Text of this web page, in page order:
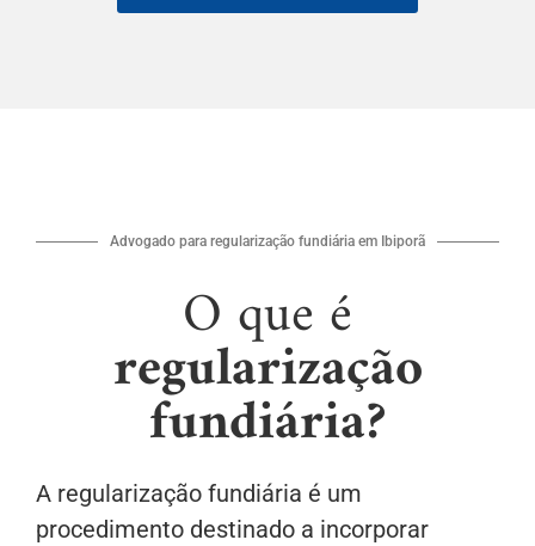
Advogado para regularização fundiária em Ibiporã
O que é
regularização
fundiária?
A regularização fundiária é um
procedimento destinado a incorporar